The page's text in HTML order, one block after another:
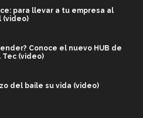
para llevar a tu empresa al
(video)
Conoce el nuevo HUB de
Tec (video)
del baile su vida (video)